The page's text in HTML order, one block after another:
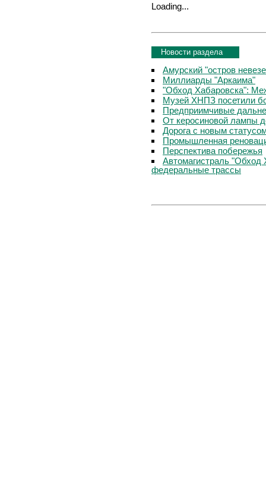
Loading...
Новости раздела
Амурский "остров
Миллиарды "Аркаима"
"Обход Хабаровска":
Музей ХНПЗ посетили
Предприимчивые
От керосиновой лампы
Дорога с новым
Промышленная
Перспектива побережья
Автомагистраль "Обход
федеральные трассы